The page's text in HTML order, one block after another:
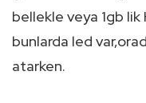
bellekle veya 1gb lik
bunlarda led
atarken.